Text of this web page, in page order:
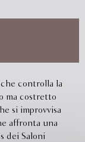
controlla la
ma costretto
si improvvisa
affronta una
dei Saloni